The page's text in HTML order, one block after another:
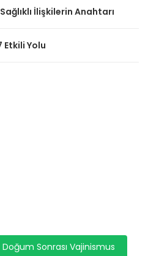
İlişkilerin Anahtarı
Etkili Yolu
Doğum Sonrası Vajinismus